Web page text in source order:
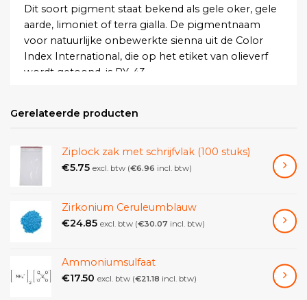
Dit soort pigment staat bekend als gele oker, gele
aarde, limoniet of terra gialla. De pigmentnaam
voor natuurlijke onbewerkte sienna uit de Color
Index International, die op het etiket van olieverf
wordt getoond, is PY-43.
en de naam wordt tegenwoordig gebruikt voor
een breed scala aan kleuren en tinten. Ze variëren
per landen- en kleurenlijst en er zijn veel eigen
varianten die door verfbedrijven worden
Dit product wordt gewonnen en gezuiverd in
Gebruik g eschiedenis van Sienna:
Rijn gebruikte alle aardpigmenten, waaronder
Gerelateerde producten
Ziplock zak met schrijfvlak (100 stuks)
€5.75 excl. btw (€6.96 incl. btw)
Zirkonium Ceruleumblauw
€24.85 excl. btw (€30.07 incl. btw)
Ammoniumsulfaat
€17.50 excl. btw (€21.18 incl. btw)